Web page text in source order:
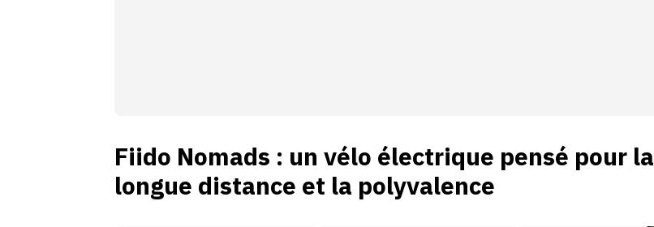
Fiido Nomads : un vélo électrique pensé pour la
longue distance et la polyvalence